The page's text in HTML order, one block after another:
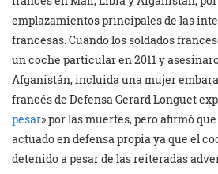
emplazamientos principales de las
francesas. Cuando los soldados
un coche particular en 2011 y
Afganistán, incluida una mujer
francés de Defensa Gerard Longuet
pesar» por las muertes, pero afirmó
actuado en defensa propia ya que el
detenido a pesar de las reiteradas